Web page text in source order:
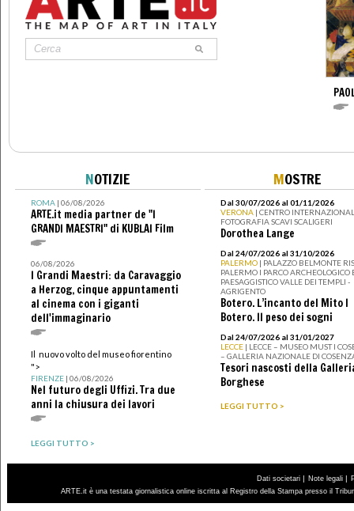
NOTIZIE
ROMA| 06/08/2026
ARTE.it media partner de "I
GRANDI MAESTRI" di KUBLAI Film
06/08/2026
I Grandi Maestri: da Caravaggio
a Herzog, cinque appuntamenti
al cinema con i giganti
dell'immaginario
Il nuovo volto del museo fiorentino
">
FIRENZE| 06/08/2026
Nel futuro degli Uffizi. Tra due
anni la chiusura dei lavori
LEGGI TUTTO >
MOSTRE
Dal 30/07/2026 al 01/11/2026
VERONA | CENTRO
FOTOGRAFIA SCAVI SCALIGERI
Dorothea Lange
Dal 24/07/2026 al 31/10/2026
PALERMO | PALAZZO BELMONTE
PALERMO I PARCO ARCHEOLOGICO
PAESAGGISTICO VALLE DEI TEMPLI -
AGRIGENTO
Botero. L’incanto del Mito I
Botero. Il peso dei sogni
Dal 24/07/2026 al 31/01/2027
LECCE | LECCE – MUSEO MUST I
– GALLERIA NAZIONALE DI
Tesori nascosti della
Borghese
LEGGI TUTTO >
Dati societari | Note legali |
ARTE.it è una testata giornalistica online iscritta al Registro della Stampa presso il